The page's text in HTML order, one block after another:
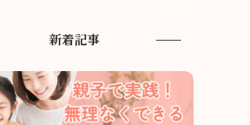
新着記事